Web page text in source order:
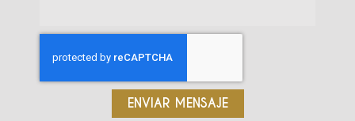
ENVIAR MENSAJE